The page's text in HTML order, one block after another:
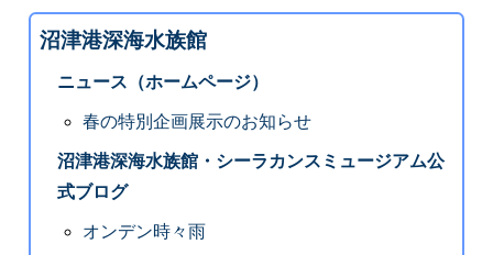
沼津港深海水族館
ニュース（ホームページ）
春の特別企画展示のお知らせ
沼津港深海水族館・シーラカンスミュージアム公
式ブログ
オンデン時々雨